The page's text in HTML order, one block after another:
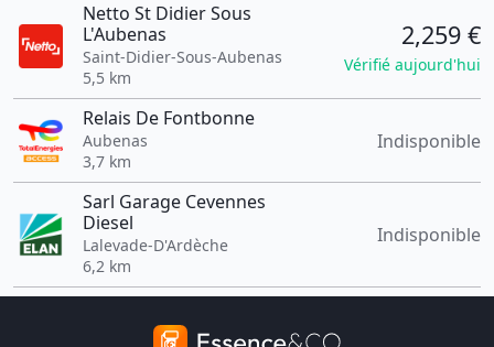
Netto St Didier Sous
L'Aubenas
Saint-Didier-Sous-Aubenas
5,5 km
2,259 €
Vérifié aujourd'hui
Relais De Fontbonne
Aubenas
3,7 km
Indisponible
Sarl Garage Cevennes
Diesel
Lalevade-D'Ardèche
6,2 km
Indisponible